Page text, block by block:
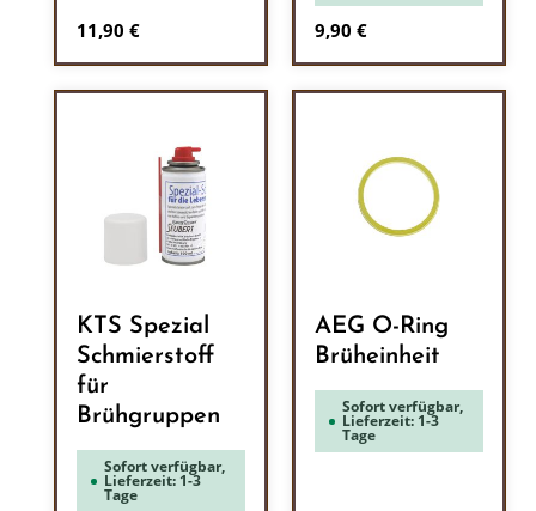
Regulärer Preis:
11,90 € Regulärer Preis:
9,90 €
KTS Spezial
Schmierstoff
für
Brühgruppen
Sofort verfügbar,
Lieferzeit: 1-3
Tage
AEG O-Ring
Brüheinheit
Sofort verfügbar,
Lieferzeit: 1-3
Tage